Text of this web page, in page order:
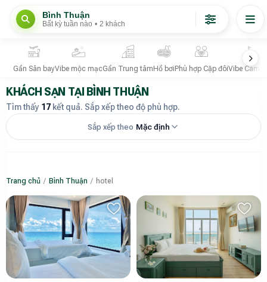
Bình Thuận
Bất kỳ tuần nào • 2 khách
Gần Sân bayVibe mộc mạcGần Trung tâm Hồ bơi Phù hợp Cặp đôiVibe
KHÁCH SẠN TẠI BÌNH THUẬN
Tìm thấy 17 kết quả. Sắp xếp theo độ phù hợp.
Sắp xếp theo Mặc định
Trang chủ / Bình Thuận / hotel